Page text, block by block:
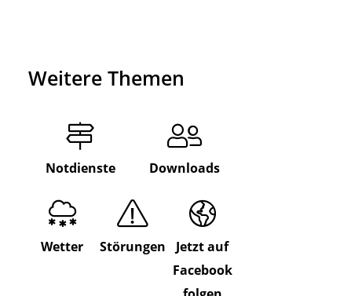
Weitere Themen
Notdienste Downloads
Wetter Störungen
Jetzt auf
Facebook